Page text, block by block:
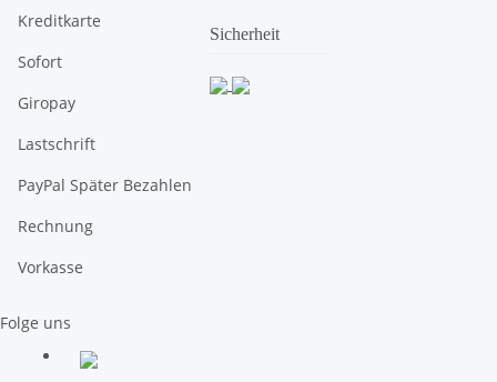
Kreditkarte
Sofort
Giropay
Lastschrift
PayPal Später Bezahlen
Rechnung
Vorkasse
Sicherheit
Folge uns